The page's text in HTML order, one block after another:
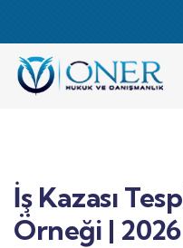
İş Kazası
Örneği |